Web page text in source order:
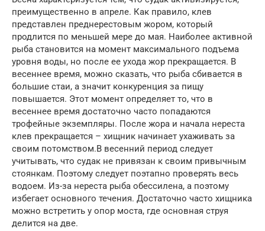
преимущественно в апреле. Как правило, клев
представлен преднерестовым жором, который
продлится по меньшей мере до мая. Наиболее активной
рыба становится на момент максимального подъема
уровня воды, но после ее ухода жор прекращается. В
весеннее время, можно сказать, что рыба сбивается в
большие стаи, а значит конкуренция за пищу
повышается. Этот момент определяет то, что в
весеннее время достаточно часто попадаются
трофейные экземпляры. После жора и начала нереста
клев прекращается – хищник начинает ухаживать за
своим потомством.В весенний период следует
учитывать, что судак не привязан к своим привычным
стоянкам. Поэтому следует поэтапно проверять весь
водоем. Из-за нереста рыба обессилена, а поэтому
избегает основного течения. Достаточно часто хищника
можно встретить у опор моста, где основная струя
делится на две.